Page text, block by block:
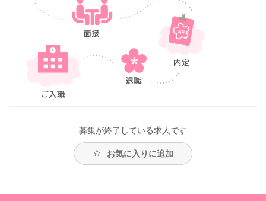
募集が終了している求人です
お気に入りに追加